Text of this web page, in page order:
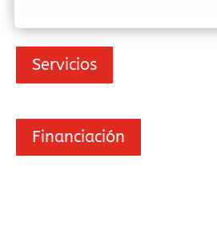
Servicios
Financiación